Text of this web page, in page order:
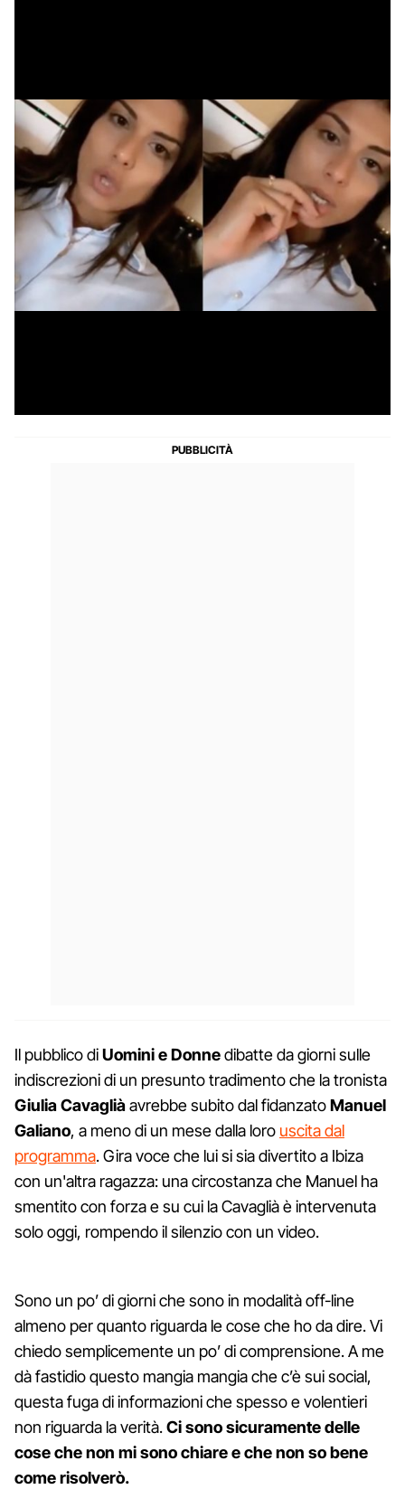
Il pubblico diUomini e Donnedibatte da giorni sulle
indiscrezioni di un presunto tradimento che la tronista
Giulia Cavagliàavrebbe subito dal fidanzatoManuel
Galiano, a meno di un mese dalla loro uscita dal
programma. Gira voce che lui si sia divertito a Ibiza
con un'altra ragazza: una circostanza che Manuel ha
smentito con forza e su cui la Cavaglià è intervenuta
solo oggi, rompendo il silenzio con un video.
Sono un po’ di giorni che sono in modalità off-line
almeno per quanto riguarda le cose che ho da dire. Vi
chiedo semplicemente un po’ di comprensione. A me
dà fastidio questo mangia mangia che c’è sui social,
questa fuga di informazioni che spesso e volentieri
non riguarda la verità.Ci sono sicuramente delle
cose che non mi sono chiare e che non so bene
come risolverò.